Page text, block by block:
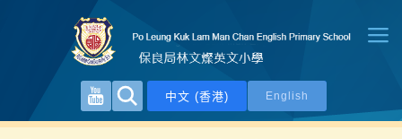
中文 (香港) English